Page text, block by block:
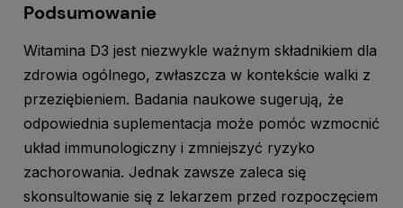
Podsumowanie
Witamina D3 jest niezwykle ważnym składnikiem dla
zdrowia ogólnego, zwłaszcza w kontekście walki z
przeziębieniem. Badania naukowe sugerują, że
odpowiednia suplementacja może pomóc wzmocnić
układ immunologiczny i zmniejszyć ryzyko
zachorowania. Jednak zawsze zaleca się
skonsultowanie się z lekarzem przed rozpoczęciem